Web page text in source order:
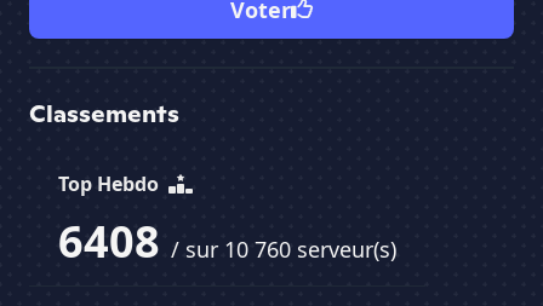
Voter
Classements
Top Hebdo
6408 / sur 10 760 serveur(s)